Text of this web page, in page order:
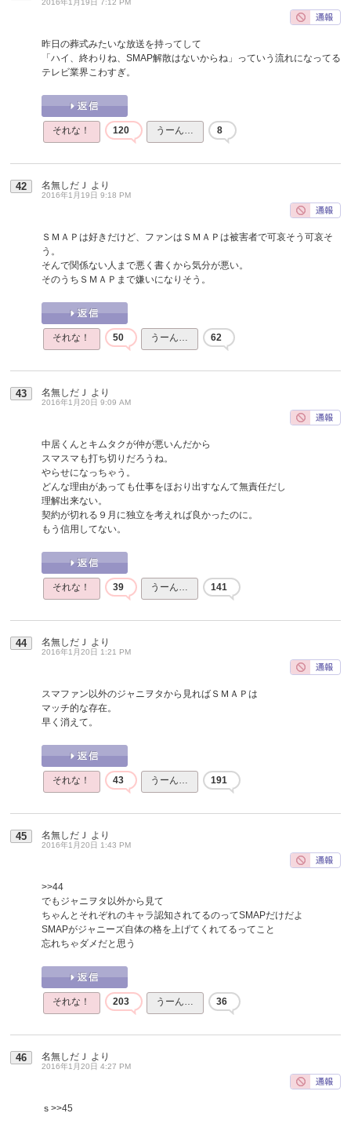
昨日の葬式みたいな放送を持ってして
「ハイ、終わりね、SMAP解散はないからね」っていう流れになってる
テレビ業界こわすぎ。
それな！ 120 うーん… 8
42 名無しだＪ より
2016年1月19日 9:18 PM
ＳＭＡＰは好きだけど、ファンはＳＭＡＰは被害者で可哀そう可哀そ
う。
そんで関係ない人まで悪く書くから気分が悪い。
そのうちＳＭＡＰまで嫌いになりそう。
それな！ 50 うーん… 62
43 名無しだＪ より
2016年1月20日 9:09 AM
中居くんとキムタクが仲が悪いんだから
スマスマも打ち切りだろうね。
やらせになっちゃう。
どんな理由があっても仕事をほおり出すなんて無責任だし
理解出来ない。
契約が切れる９月に独立を考えれば良かったのに。
もう信用してない。
それな！ 39 うーん… 141
44 名無しだＪ より
2016年1月20日 1:21 PM
スマファン以外のジャニヲタから見ればＳＭＡＰは
マッチ的な存在。
早く消えて。
それな！ 43 うーん… 191
45 名無しだＪ より
2016年1月20日 1:43 PM
>>44
でもジャニヲタ以外から見て
ちゃんとそれぞれのキャラ認知されてるのってSMAPだけだよ
SMAPがジャニーズ自体の格を上げてくれてるってこと
忘れちゃダメだと思う
それな！ 203 うーん… 36
46 名無しだＪ より
2016年1月20日 4:27 PM
ｓ >>45